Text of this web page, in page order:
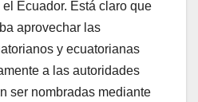
Ecuador. Está claro que
aprovechar las
y ecuatorianas
a las autoridades
ser nombradas mediante